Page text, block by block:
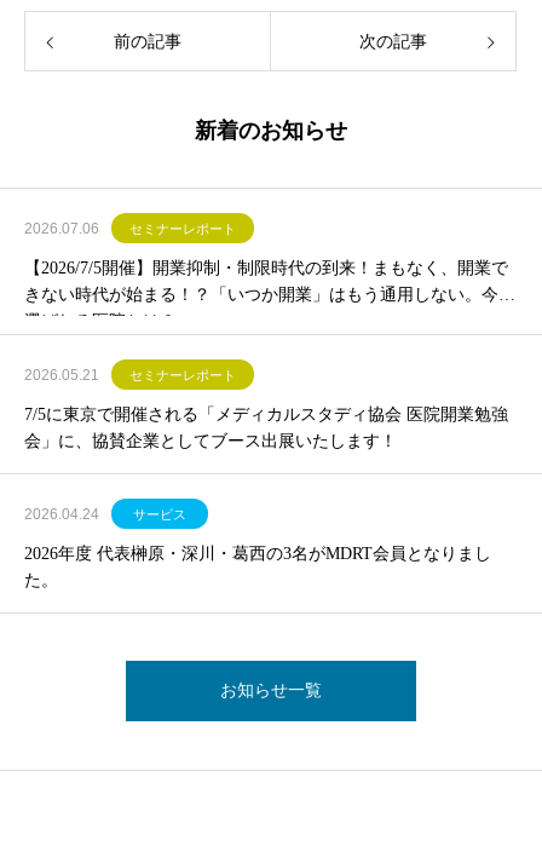
前の記事 次の記事
新着のお知らせ
2026.07.06 セミナーレポート
【2026/7/5開催】開業抑制・制限時代の到来！まもなく、開業で
きない時代が始まる！？「いつか開業」はもう通用しない。今後
選ばれる医院とは？
2026.05.21 セミナーレポート
7/5に東京で開催される「メディカルスタディ協会 医院開業勉強
会」に、協賛企業としてブース出展いたします！
2026.04.24 サービス
2026年度 代表榊原・深川・葛西の3名がMDRT会員となりまし
た。
お知らせ一覧